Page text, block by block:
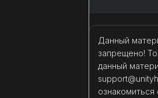
Данный
запрещено!
данный